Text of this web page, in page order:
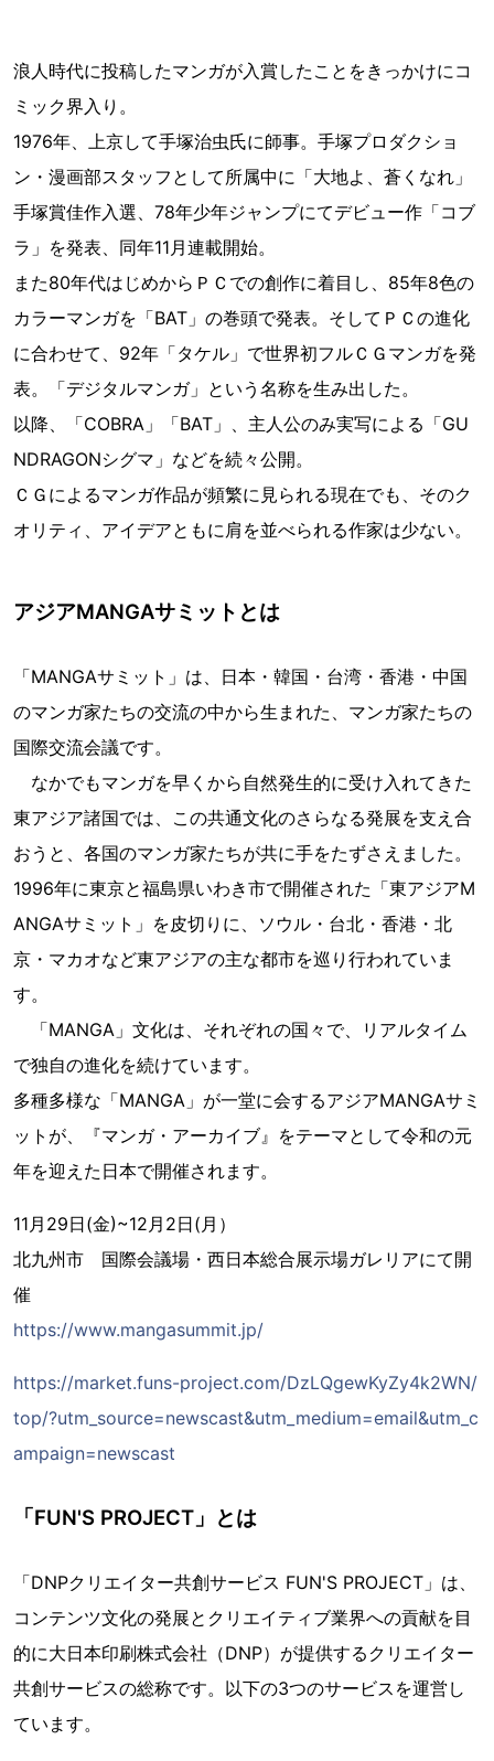
浪人時代に投稿したマンガが入賞したことをきっかけにコ
ミック界入り。
1976年、上京して手塚治虫氏に師事。手塚プロダクショ
ン・漫画部スタッフとして所属中に「大地よ、蒼くなれ」
手塚賞佳作入選、78年少年ジャンプにてデビュー作「コブ
ラ」を発表、同年11月連載開始。
また80年代はじめからＰＣでの創作に着目し、85年8色の
カラーマンガを「BAT」の巻頭で発表。そしてＰＣの進化
に合わせて、92年「タケル」で世界初フルＣＧマンガを発
表。「デジタルマンガ」という名称を生み出した。
以降、「COBRA」「BAT」、主人公のみ実写による「GU
NDRAGONシグマ」などを続々公開。
ＣＧによるマンガ作品が頻繁に見られる現在でも、そのク
オリティ、アイデアともに肩を並べられる作家は少ない。
アジアMANGAサミットとは
「MANGAサミット」は、日本・韓国・台湾・香港・中国
のマンガ家たちの交流の中から生まれた、マンガ家たちの
国際交流会議です。
なかでもマンガを早くから自然発生的に受け入れてきた
東アジア諸国では、この共通文化のさらなる発展を支え合
おうと、各国のマンガ家たちが共に手をたずさえました。
1996年に東京と福島県いわき市で開催された「東アジアM
ANGAサミット」を皮切りに、ソウル・台北・香港・北
京・マカオなど東アジアの主な都市を巡り行われていま
す。
「MANGA」文化は、それぞれの国々で、リアルタイム
で独自の進化を続けています。
多種多様な「MANGA」が一堂に会するアジアMANGAサミ
ットが、『マンガ・アーカイブ』をテーマとして令和の元
年を迎えた日本で開催されます。
11月29日(金)~12月2日(月）
北九州市 国際会議場・西日本総合展示場ガレリアにて開
催
https://www.mangasummit.jp/
https://market.funs-project.com/DzLQgewKyZy4k2WN/
top/?utm_source=newscast&utm_medium=email&utm_c
ampaign=newscast
「FUN'S PROJECT」とは
「DNPクリエイター共創サービス FUN'S PROJECT」は、
コンテンツ文化の発展とクリエイティブ業界への貢献を目
的に大日本印刷株式会社（DNP）が提供するクリエイター
共創サービスの総称です。以下の3つのサービスを運営し
ています。